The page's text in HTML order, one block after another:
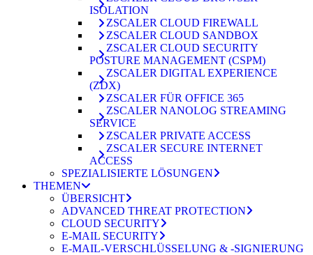
ISOLATION
ZSCALER CLOUD FIREWALL
ZSCALER CLOUD SANDBOX
ZSCALER CLOUD SECURITY
POSTURE MANAGEMENT (CSPM)
ZSCALER DIGITAL EXPERIENCE
(ZDX)
ZSCALER FÜR OFFICE 365
ZSCALER NANOLOG STREAMING
SERVICE
ZSCALER PRIVATE ACCESS
ZSCALER SECURE INTERNET
ACCESS
SPEZIALISIERTE LÖSUNGEN
THEMEN
ÜBERSICHT
ADVANCED THREAT PROTECTION
CLOUD SECURITY
E-MAIL SECURITY
E-MAIL-VERSCHLÜSSELUNG & -SIGNIERUNG